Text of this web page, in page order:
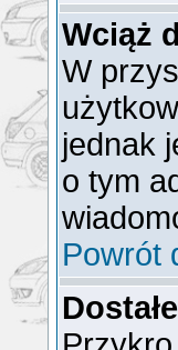
Wciąż
W
jednak
o tym
Powrót